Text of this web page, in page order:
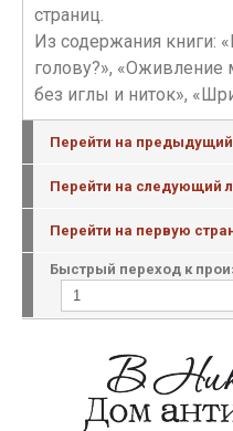
страниц.
Из содержания книги:
голову?», «Оживление
без иглы и ниток»,
Перейти на предыдущий
Перейти на следующий
Перейти на первую
Быстрый переход к